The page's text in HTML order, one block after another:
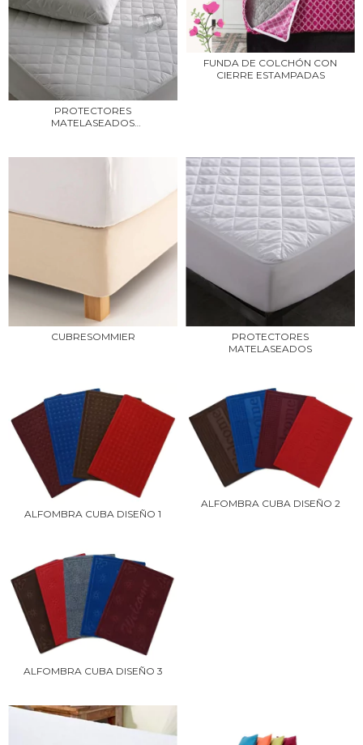
PROTECTORES
MATELASEADOS
FUNDA DE COLCHÓN CON
CIERRE ESTAMPADAS
CUBRESOMMIER
PROTECTORES
MATELASEADOS
ALFOMBRA CUBA DISEÑO 1
ALFOMBRA CUBA DISEÑO 2
ALFOMBRA CUBA DISEÑO 3